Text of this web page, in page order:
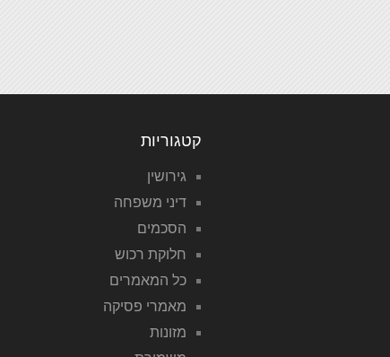
קטגוריות
גירושין
דיני משפחה
הסכמים
חלוקת רכוש
כל המאמרים
מאמרי פסיקה
מזונות